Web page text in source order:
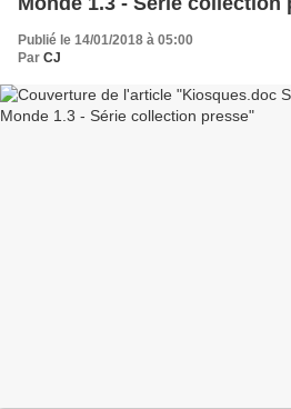
Publié le 14/01/2018 à 05:00
Par CJ